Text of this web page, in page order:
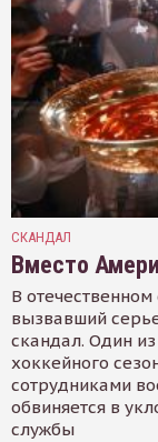
СКАНДАЛ
Вместо
В
вызвавший
скандал. Один
хоккейного
сотрудниками
обвиняется в
службы